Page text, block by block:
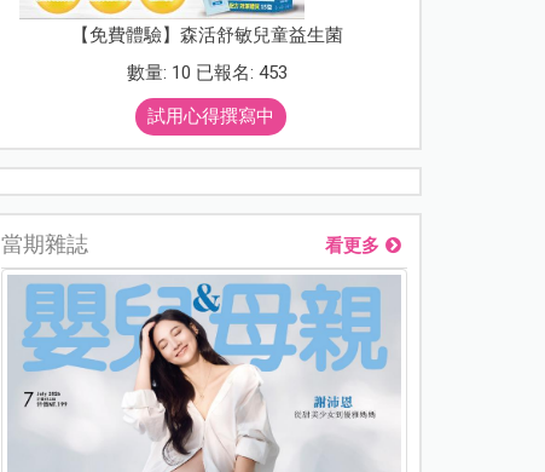
【免費體驗】森活舒敏兒童益生菌
數量: 10 已報名: 453
試用心得撰寫中
當期雜誌 看更多